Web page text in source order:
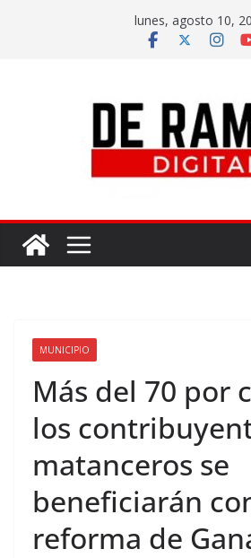
lunes, agosto 10,
MUNICIPIO
Más del 70 por
los
matanceros se
beneficiarán
reforma de